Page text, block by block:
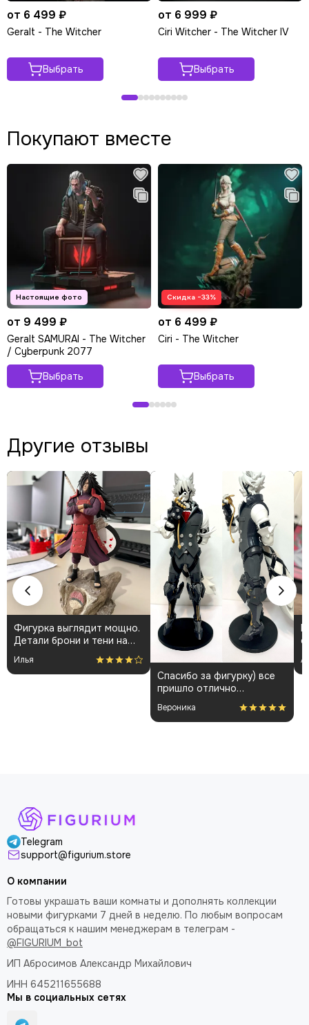
от 6 499 ₽
Geralt - The Witcher
Выбрать
от 6 999 ₽
Ciri Witcher - The Witcher IV
Выбрать
Покупают вместе
от 9 499 ₽
Geralt SAMURAI - The Witcher
/ Cyberpunk 2077
Выбрать
Скидка −33%
от 6 499 ₽
Ciri - The Witcher
Выбрать
Другие отзывы
Фигурка выглядит мощно.
Детали брони и тени на
плаще проработаны
аккуратно. Пришла быстро
и без повреждений.
Илья
Спасибо за фигурку) все
пришло отлично
упакованным. Отдельная
благодарность за
покраску модели.
Вероника
Telegram
support@figurium.store
О компании
Готовы украшать ваши комнаты и дополнять коллекции
новыми фигурками 7 дней в неделю. По любым вопросам
обращаться к нашим менеджерам в телеграм -
@FIGURIUM_bot
ИП Абросимов Александр Михайлович
ИНН 645211655688
Мы в социальных сетях